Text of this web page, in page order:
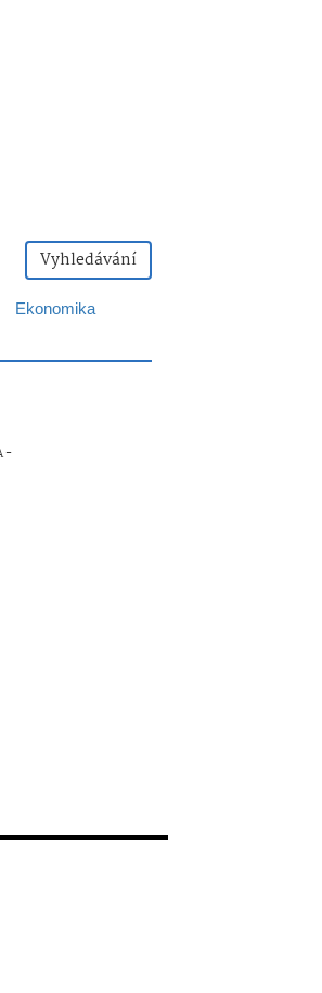
Vyhledávání
Ekonomika